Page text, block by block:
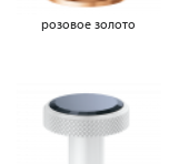
розовое золото